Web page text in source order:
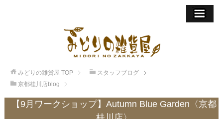
みどりの雑貨屋 TOP
スタッフブログ
京都桂川店blog
【9月ワークショップ】Autumn Blue Garden〈京都